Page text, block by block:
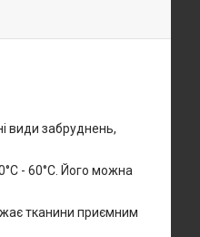
види забруднень,
- 60°C. Його можна
тканини приємним